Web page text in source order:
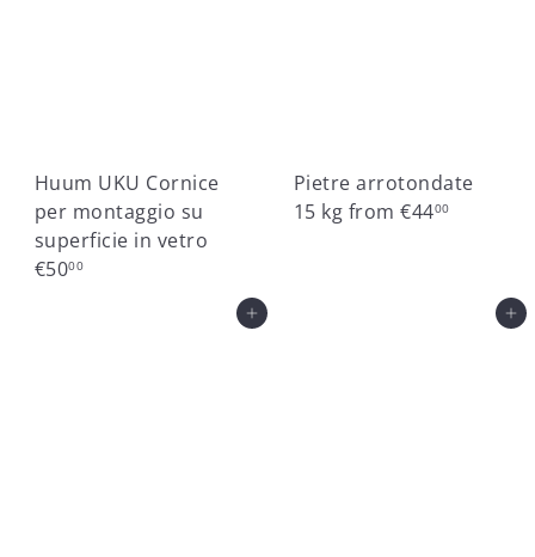
Huum UKU Cornice
per montaggio su
superficie in vetro
€5000
Pietre arrotondate
15 kg from€4400
Aggiungi al carrello Aggiungi al carrello